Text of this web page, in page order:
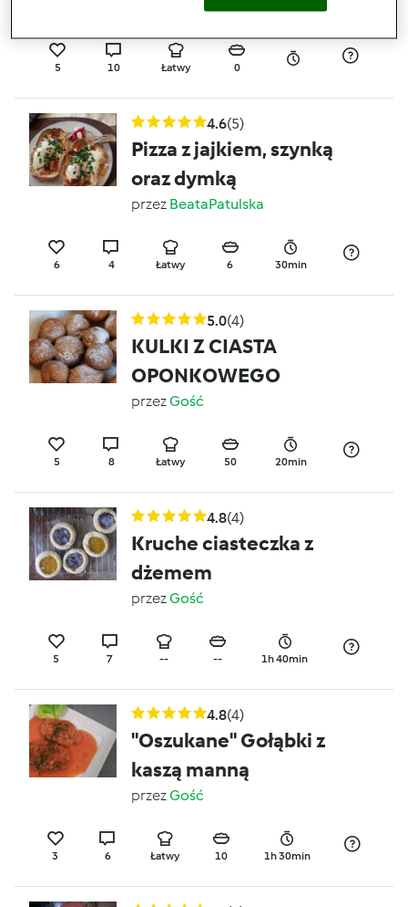
5 10 Łatwy 0
4.6(5)
Pizza z jajkiem, szynką
oraz dymką
przez BeataPatulska
6 4 Łatwy 6 30min
5.0(4)
KULKI Z CIASTA
OPONKOWEGO
przezGość
5 8 Łatwy 50 20min
4.8(4)
Kruche ciasteczka z
dżemem
przezGość
5 7 -- -- 1h 40min
4.8(4)
"Oszukane" Gołąbki z
kaszą manną
przezGość
3 6 Łatwy 10 1h 30min